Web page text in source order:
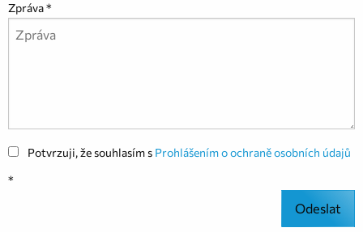
Zpráva
Potvrzuji, že souhlasím s Prohlášením o ochraně osobních údajů
Odeslat